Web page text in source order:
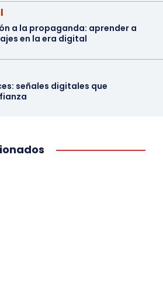
a la propaganda: aprender a
en la era digital
señales digitales que